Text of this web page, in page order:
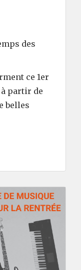
des
ce 1er
partir de
belles